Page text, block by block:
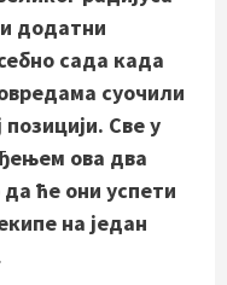
додатни
сада када
суочили
Све у
ова два
ће они успети
на један